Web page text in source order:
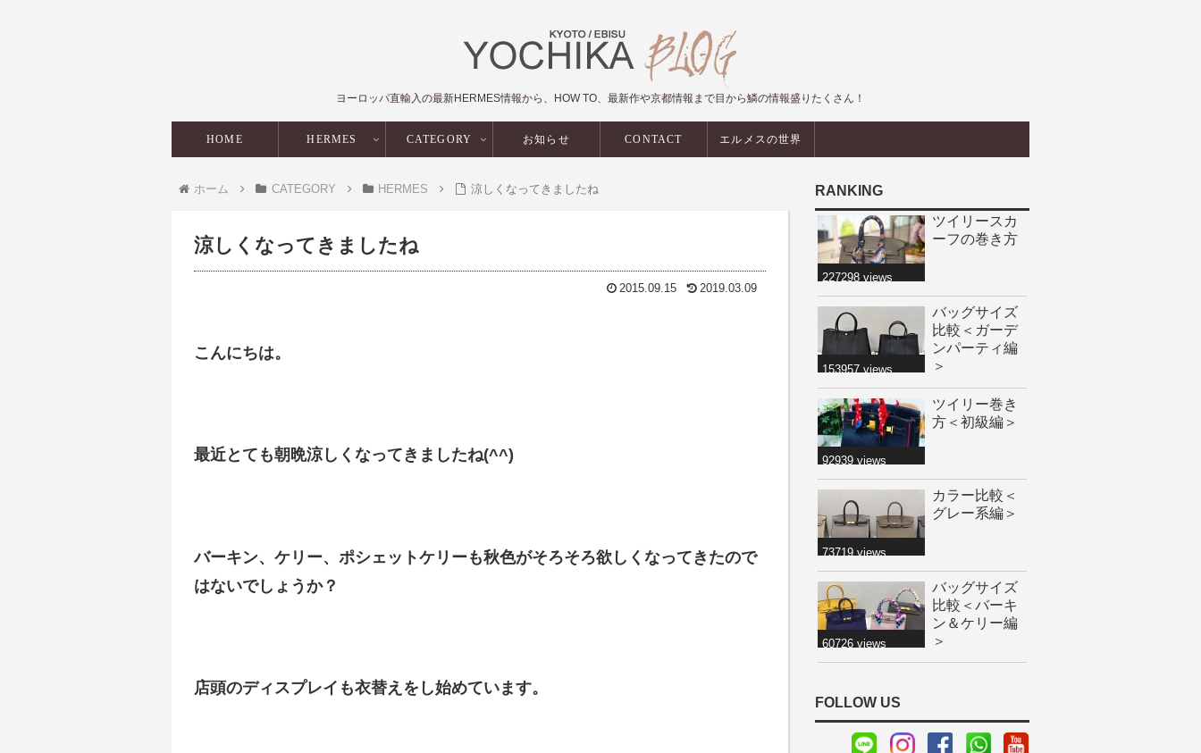
ヨーロッパ直輸入の最新HERMES情報から、HOW TO、最新作や京都情報まで目から鱗の情報盛りたくさん！
HOME HERMES CATEGORY お知らせ CONTACT エルメスの世界
ホーム CATEGORY HERMES 涼しくなってきましたね
涼しくなってきましたね
2015.09.15 2019.03.09
こんにちは。
最近とても朝晩涼しくなってきましたね(^^)
バーキン、ケリー、ポシェットケリーも秋色がそろそろ欲しくなってきたので
はないでしょうか？
店頭のディスプレイも衣替えをし始めています。
RANKING
ツイリースカ
ーフの巻き方
227298 views
バッグサイズ
比較＜ガーデ
ンパーティ編
＞
153957 views
ツイリー巻き
方＜初級編＞
92939 views
カラー比較＜
グレー系編＞
73719 views
バッグサイズ
比較＜バーキ
ン＆ケリー編
＞
60726 views
FOLLOW US